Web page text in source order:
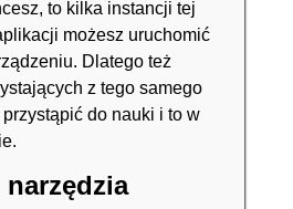
to kilka instancji tej
możesz uruchomić
Dlatego też
z tego samego
do nauki i to w